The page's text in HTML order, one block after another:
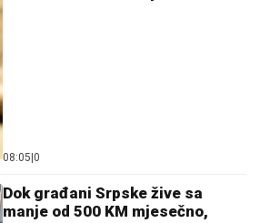
08:05 0
Dok građani Srpske žive sa
manje od 500 KM mjesečno,